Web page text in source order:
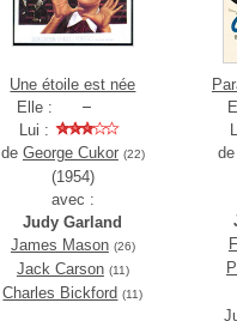
Une étoile est née
Elle :
Lui :
de George Cukor (22)
(1954)
avec :
Judy Garland
James Mason (26)
Jack Carson (11)
Charles Bickford (11)
de